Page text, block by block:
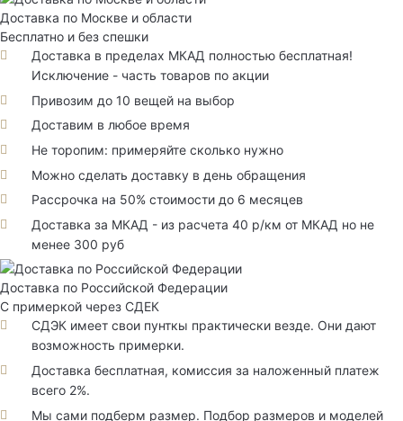
Доставка по Москве и области
Бесплатно и без спешки
Доставка в пределах МКАД полностью бесплатная!
Исключение - часть товаров по акции
Привозим до 10 вещей на выбор
Доставим в любое время
Не торопим: примеряйте сколько нужно
Можно сделать доставку в день обращения
Рассрочка на 50% стоимости до 6 месяцев
Доставка за МКАД - из расчета 40 р/км от МКАД но не
менее 300 руб
Доставка по Российской Федерации
С примеркой через СДЕК
СДЭК имеет свои пунткы практически везде. Они дают
возможность примерки.
Доставка бесплатная, комиссия за наложенный платеж
всего 2%.
Мы сами подберм размер. Подбор размеров и моделей